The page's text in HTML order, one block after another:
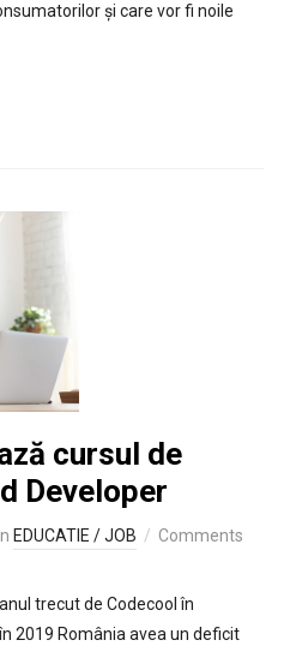
și care vor fi noile
cursul de
Developer
EDUCATIE / JOB
Comments
trecut de Codecool în
2019 România avea un deficit